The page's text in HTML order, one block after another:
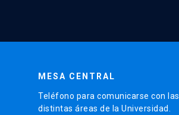
MESA CENTRAL
Teléfono para comunicarse con las
distintas áreas de la Universidad.